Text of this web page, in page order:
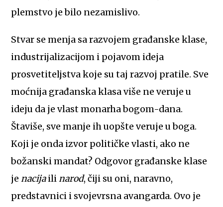
plemstvo je bilo nezamislivo.
Stvar se menja sa razvojem građanske klase,
industrijalizacijom i pojavom ideja
prosvetiteljstva koje su taj razvoj pratile. Sve
moćnija građanska klasa više ne veruje u
ideju da je vlast monarha bogom-dana.
Štaviše, sve manje ih uopšte veruje u boga.
Koji je onda izvor političke vlasti, ako ne
božanski mandat? Odgovor građanske klase
jenacijailinarod, čiji su oni, naravno,
predstavnici i svojevrsna avangarda. Ovo je